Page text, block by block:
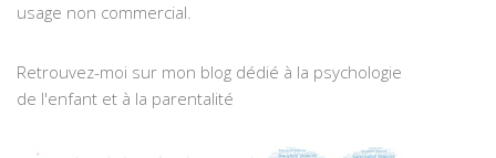
usage non commercial.
Retrouvez-moi sur mon blog dédié à la psychologie
de l'enfant et à la parentalité